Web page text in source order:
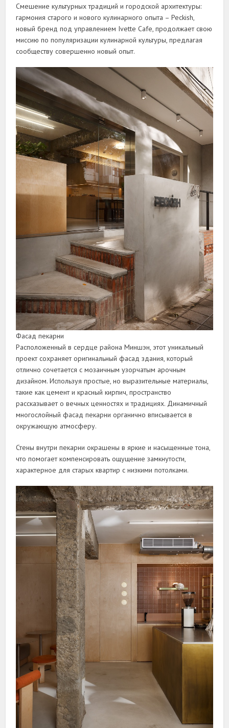
Смешение культурных традиций и городской архитектуры:
гармония старого и нового кулинарного опыта – Peckish,
новый бренд под управлением Ivette Cafe, продолжает свою
миссию по популяризации кулинарной культуры, предлагая
сообществу совершенно новый опыт.
Фасад пекарни
Расположенный в сердце района Миншэн, этот уникальный
проект сохраняет оригинальный фасад здания, который
отлично сочетается с мозаичным узорчатым арочным
дизайном. Используя простые, но выразительные материалы,
такие как цемент и красный кирпич, пространство
рассказывает о вечных ценностях и традициях. Динамичный
многослойный фасад пекарни органично вписывается в
окружающую атмосферу.
Стены внутри пекарни окрашены в яркие и насыщенные тона,
что помогает компенсировать ощущение замкнутости,
характерное для старых квартир с низкими потолками.